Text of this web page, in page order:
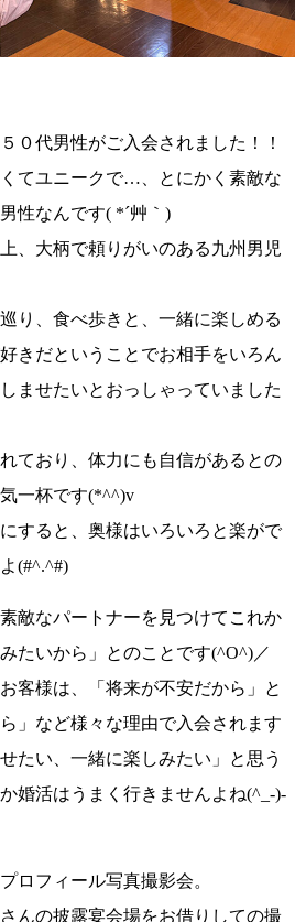
０代男性がご入会されました！！
てユニークで…、とにかく素敵な
性なんです( *´艸｀)
、大柄で頼りがいのある九州男児
り、食べ歩きと、一緒に楽しめる
きだということでお相手をいろん
ませたいとおっしゃっていました
ており、体力にも自信があるとの
一杯です(*^^)v
すると、奥様はいろいろと楽がで
(#^.^#)
素敵なパートナーを見つけてこれか
たいから」
とのことです(^O^)／
客様は、
「将来が不安だから」
と
」 など様々な理由で入会されます
たい、一緒に楽しみたい」
と思う
婚活はうまく行きませんよね(^_-)-
ロフィール写真撮影会。
んの披露宴会場をお借りしての撮